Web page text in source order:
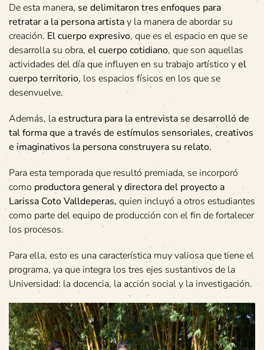
De esta manera, se delimitaron tres enfoques para
retratar a la persona artistay la manera de abordar su
creación. El cuerpo expresivo, que es el espacio en que se
desarrolla su obra, el cuerpo cotidiano, que son aquellas
actividades del día que influyen en su trabajo artístico yel
cuerpo territorio, los espacios físicos en los que se
desenvuelve.
Además, laestructura para la entrevista se desarrolló de
tal forma que a través de estímulos sensoriales, creativos
e imaginativos la persona construyera su relato.
Para esta temporada que resultó premiada, se incorporó
como productorageneraly directora del proyecto a
Larissa Coto Valldeperas, quien incluyó a otros estudiantes
como parte del equipo de producción con el fin de fortalecer
los procesos.
Para ella, esto es una característica muy valiosa que tiene el
programa, ya que integra los tres ejes sustantivos de la
Universidad: la docencia, la acción social y la investigación.